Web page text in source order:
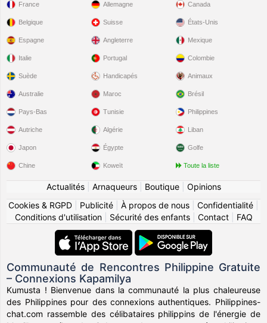
France
Belgique
Espagne
Italie
Suède
Allemagne
Suisse
Angleterre
Portugal
Handicapés
Canada
États-Unis
Mexique
Colombie
Animaux
Australie
Pays-Bas
Autriche
Japon
Chine
Maroc
Tunisie
Algérie
Égypte
Koweït
Brésil
Philippines
Liban
Golfe
Toute la liste
Actualités| Arnaqueurs| Boutique| Opinions
Cookies & RGPD
Publicité À propos de nous Confidentialité
Conditions d'utilisation| Sécurité des enfants| Contact| FAQ
Communauté de Rencontres Philippine Gratuite
– Connexions Kapamilya
Kumusta ! Bienvenue dans la communauté la plus chaleureuse
des Philippines pour des connexions authentiques. Philippines-
chat.com rassemble des célibataires philippins de l'énergie de